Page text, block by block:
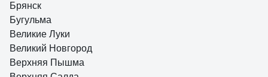
Брянск
Бугульма
Великие Луки
Великий Новгород
Верхняя Пышма